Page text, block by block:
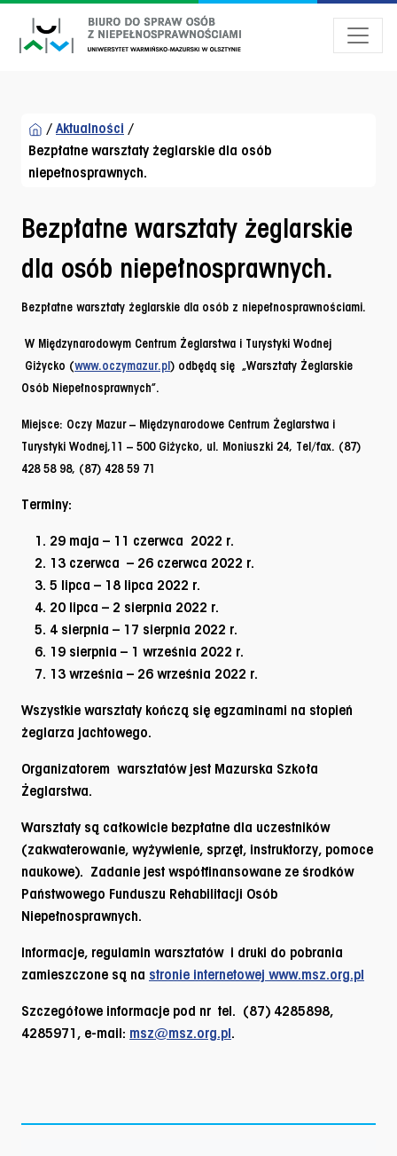
/ Aktualności /
Bezpłatne warsztaty żeglarskie dla osób
niepełnosprawnych.
Bezpłatne warsztaty żeglarskie
dla osób niepełnosprawnych.
Bezpłatne warsztaty żeglarskie dla osób z niepełnosprawnościami.
W Międzynarodowym Centrum Żeglarstwa i Turystyki Wodnej
Giżycko (www.oczymazur.pl) odbędą się „Warsztaty Żeglarskie
Osób Niepełnosprawnych”.
Miejsce: Oczy Mazur – Międzynarodowe Centrum Żeglarstwa i
Turystyki Wodnej,11 – 500 Giżycko, ul. Moniuszki 24, Tel/fax. (87)
428 58 98, (87) 428 59 71
Terminy:
29 maja – 11 czerwca 2022 r.
13 czerwca – 26 czerwca 2022 r.
5 lipca – 18 lipca 2022 r.
20 lipca – 2 sierpnia 2022 r.
4 sierpnia – 17 sierpnia 2022 r.
19 sierpnia – 1 września 2022 r.
13 września – 26 września 2022 r.
Wszystkie warsztaty kończą się egzaminami na stopień
żeglarza jachtowego.
Organizatorem warsztatów jest Mazurska Szkoła
Żeglarstwa.
Warsztaty są całkowicie bezpłatne dla uczestników
(zakwaterowanie, wyżywienie, sprzęt, instruktorzy, pomoce
naukowe). Zadanie jest współfinansowane ze środków
Państwowego Funduszu Rehabilitacji Osób
Niepełnosprawnych.
Informacje, regulamin warsztatów i druki do pobrania
zamieszczone są na stronie internetowej www.msz.org.pl
Szczegółowe informacje pod nr tel. (87) 4285898,
4285971, e-mail: msz@msz.org.pl.